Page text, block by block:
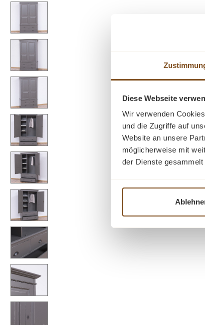
Diese Webseite
Wir verwenden
und die Zugriffe auf
Website an unsere
möglicherweise mit
der Dienste gesammelt